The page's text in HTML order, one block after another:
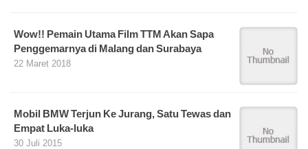
Wow!! Pemain Utama Film TTM Akan Sapa
Penggemarnya di Malang dan Surabaya
22 Maret 2018
Mobil BMW Terjun Ke Jurang, Satu Tewas dan
Empat Luka-luka
30 Juli 2015